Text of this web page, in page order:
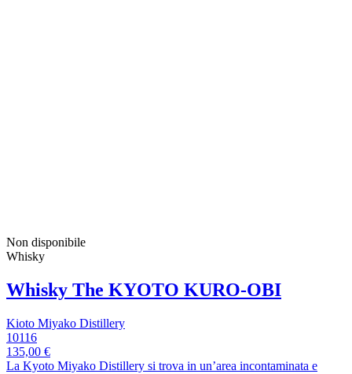
Non disponibile
Whisky
Whisky The KYOTO KURO-OBI
Kioto Miyako Distillery
10116
135,00 €
La Kyoto Miyako Distillery si trova in un’area incontaminata e